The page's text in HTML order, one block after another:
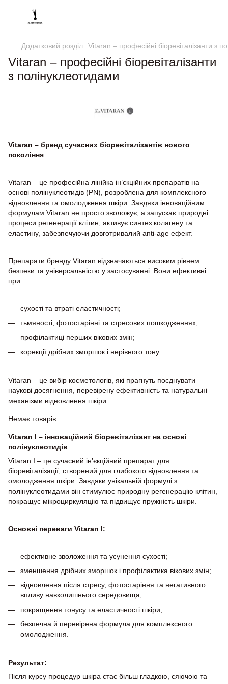
Додатковий розділ Vitaran – професійні біоревіталізанти з
Vitaran – професійні біоревіталізанти
з полінуклеотидами
Vitaran – бренд сучасних біоревіталізантів нового
покоління
Vitaran – це професійна лінійка ін’єкційних препаратів на
основі полінуклеотидів (PN), розроблена для комплексного
відновлення та омолодження шкіри. Завдяки інноваційним
формулам Vitaran не просто зволожує, а запускає природні
процеси регенерації клітин, активує синтез колагену та
еластину, забезпечуючи довготривалий anti-age ефект.
Препарати бренду Vitaran відзначаються високим рівнем
безпеки та універсальністю у застосуванні. Вони ефективні
при:
сухості та втраті еластичності;
тьмяності, фотостарінні та стресових пошкодженнях;
профілактиці перших вікових змін;
корекції дрібних зморшок і нерівного тону.
Vitaran – це вибір косметологів, які прагнуть поєднувати
наукові досягнення, перевірену ефективність та натуральні
механізми відновлення шкіри.
Немає товарів
Vitaran I – інноваційний біоревіталізант на основі
полінуклеотидів
Vitaran I – це сучасний ін’єкційний препарат для
біоревіталізації, створений для глибокого відновлення та
омолодження шкіри. Завдяки унікальній формулі з
полінуклеотидами він стимулює природну регенерацію клітин,
покращує мікроциркуляцію та підвищує пружність шкіри.
Основні переваги Vitaran I:
ефективне зволоження та усунення сухості;
зменшення дрібних зморшок і профілактика вікових змін;
відновлення після стресу, фотостаріння та негативного
впливу навколишнього середовища;
покращення тонусу та еластичності шкіри;
безпечна й перевірена формула для комплексного
омолодження.
Результат:
Після курсу процедур шкіра стає більш гладкою, сяючою та